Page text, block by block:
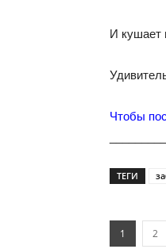
И кушает
Чтобы
ТЕГИ
1 2